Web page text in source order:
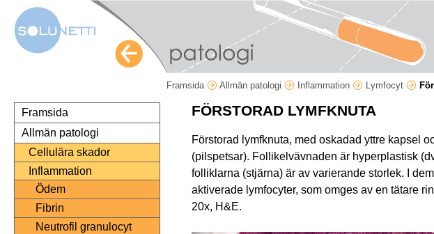
Framsida Allmän patologi Inflammation Lymfocyt
Framsida
Allmän patologi
Cellulära skador
Inflammation
Ödem
Fibrin
Neutrofil granulocyt
FÖRSTORAD LYMFKNUTA
Förstorad lymfknuta, med oskadad yttre kapsel
(pilspetsar). Follikelvävnaden är hyperplastisk
folliklarna (stjärna) är av varierande storlek. I
aktiverade lymfocyter, som omges av en tätare
20x, H&E.